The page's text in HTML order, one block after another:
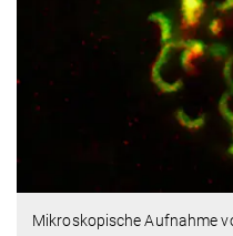
Mikroskopische Aufnahme